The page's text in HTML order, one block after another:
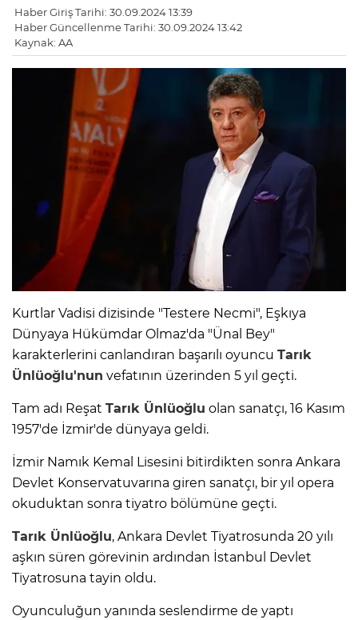
Haber Giriş Tarihi: 30.09.2024 13:39
Haber Güncellenme Tarihi: 30.09.2024 13:42
Kaynak: AA
Kurtlar Vadisi dizisinde "Testere Necmi", Eşkıya
Dünyaya Hükümdar Olmaz'da "Ünal Bey"
karakterlerini canlandıran başarılı oyuncu Tarık
Ünlüoğlu'nun vefatının üzerinden 5 yıl geçti.
Tam adı Reşat Tarık Ünlüoğlu olan sanatçı, 16 Kasım
1957'de İzmir'de dünyaya geldi.
İzmir Namık Kemal Lisesini bitirdikten sonra Ankara
Devlet Konservatuvarına giren sanatçı, bir yıl opera
okuduktan sonra tiyatro bölümüne geçti.
Tarık Ünlüoğlu, Ankara Devlet Tiyatrosunda 20 yılı
aşkın süren görevinin ardından İstanbul Devlet
Tiyatrosuna tayin oldu.
Oyunculuğun yanında seslendirme de yaptı